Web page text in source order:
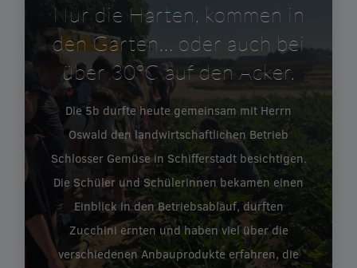
Nur die Harten, kommen in
den Garten… oder auch bei
über 30°C auf den Acker.
Die 5b durfte heute gemeinsam mit Herrn
Oswald den landwirtschaftlichen Betrieb
Schlosser Gemüse in Schifferstadt besichtigen.
Die Schüler und Schülerinnen bekamen einen
Einblick in den Betriebsablauf, durften
Zucchini ernten und haben viel über die
verschiedenen Anbauprodukte erfahren, die